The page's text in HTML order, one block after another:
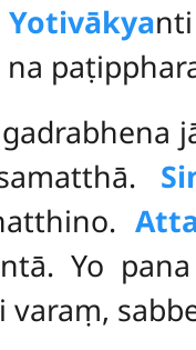
Yotivākya
Yo
varaṃ,